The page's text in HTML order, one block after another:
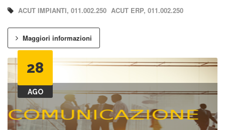
ACUT IMPIANTI, 011.002.250 ACUT ERP, 011.002.250
Maggiori informazioni
28
AGO